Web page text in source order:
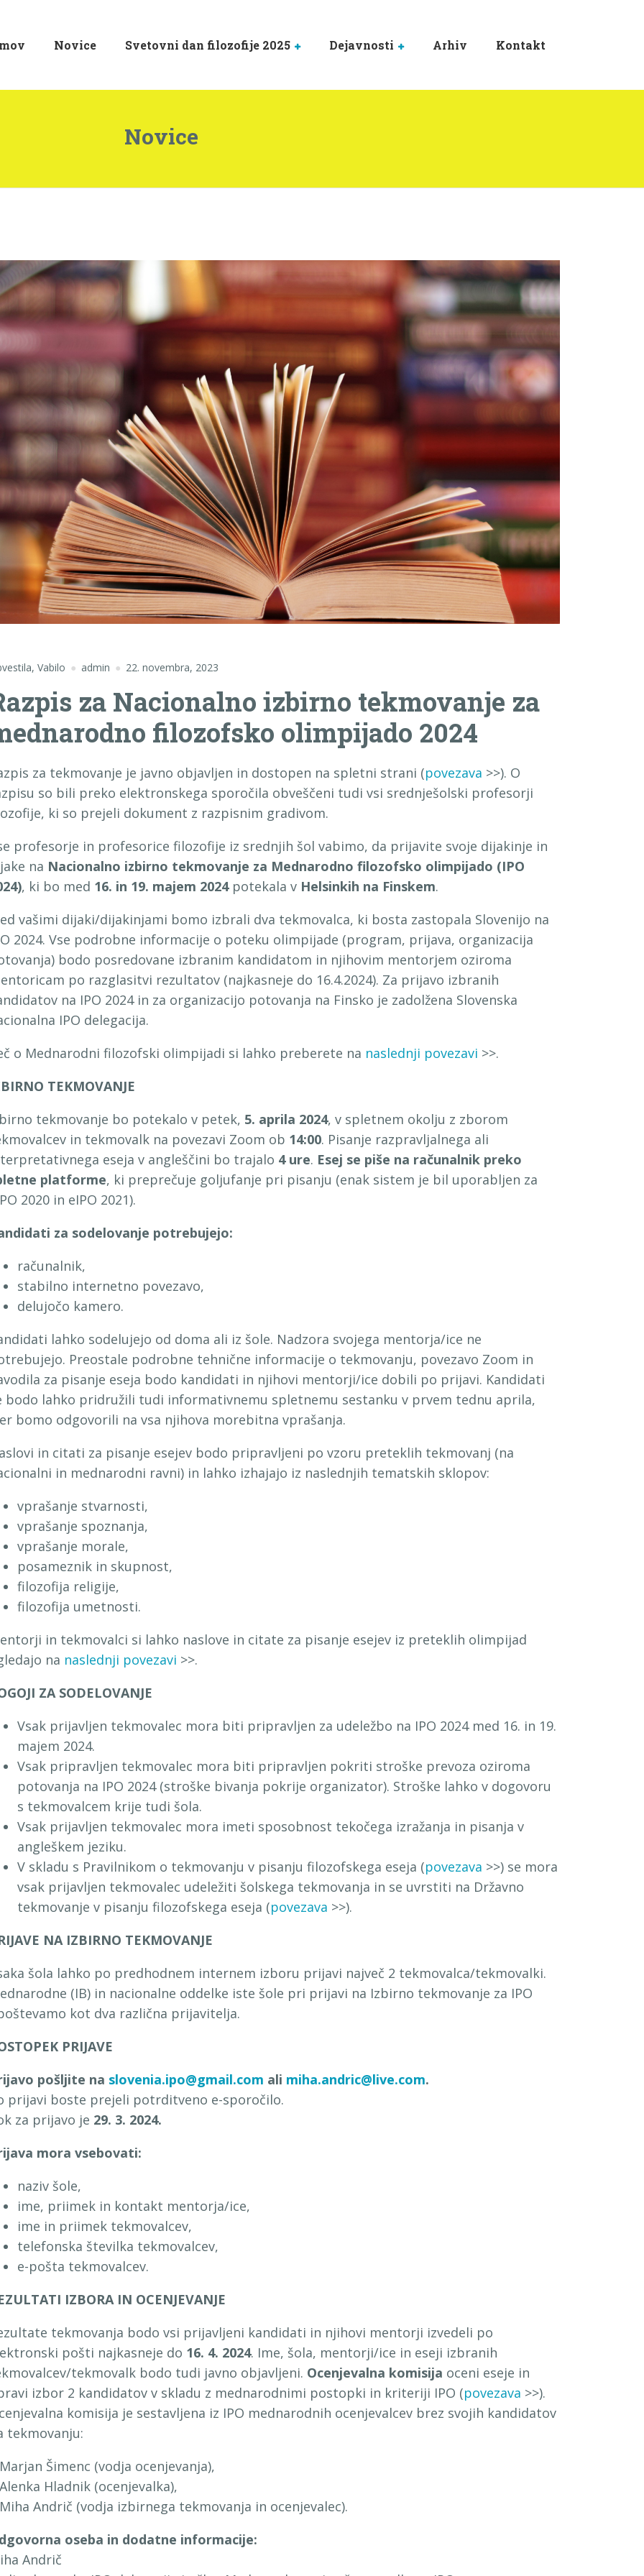
Novice Svetovni dan filozofije 2025 Dejavnosti Arhiv Kontakt
Novice
, Vabilo admin 22. novembra, 2023
za Nacionalno izbirno tekmovanje za
filozofsko olimpijado 2024
za tekmovanje je javno objavljen in dostopen na spletni strani (povezava >>). O
so bili preko elektronskega sporočila obveščeni tudi vsi srednješolski profesorji
ki so prejeli dokument z razpisnim gradivom.
profesorje in profesorice filozofije iz srednjih šol vabimo, da prijavite svoje dijakinje in
na Nacionalno izbirno tekmovanje za Mednarodno filozofsko olimpijado (IPO
, ki bo med 16. in 19. majem 2024potekala v Helsinkih na Finskem.
vašimi dijaki/dijakinjami bomo izbrali dva tekmovalca, ki bosta zastopala Slovenijo na
2024. Vse podrobne informacije o poteku olimpijade (program, prijava, organizacija
bodo posredovane izbranim kandidatom in njihovim mentorjem oziroma
po razglasitvi rezultatov (najkasneje do 16.4.2024). Za prijavo izbranih
na IPO 2024 in za organizacijo potovanja na Finsko je zadolžena Slovenska
IPO delegacija.
o Mednarodni filozofski olimpijadi si lahko preberete na naslednji povezavi >>.
TEKMOVANJE
tekmovanje bo potekalo v petek, 5. aprila 2024, v spletnem okolju z zborom
in tekmovalk na povezavi Zoom ob 14:00. Pisanje razpravljalnega ali
eseja v angleščini bo trajalo 4 ure. Esej se piše na računalnik preko
platforme, ki preprečuje goljufanje pri pisanju (enak sistem je bil uporabljen za
2020 in eIPO 2021).
za sodelovanje potrebujejo:
računalnik,
stabilno internetno povezavo,
delujočo kamero.
lahko sodelujejo od doma ali iz šole. Nadzora svojega mentorja/ice ne
Preostale podrobne tehnične informacije o tekmovanju, povezavo Zoom in
za pisanje eseja bodo kandidati in njihovi mentorji/ice dobili po prijavi. Kandidati
bodo lahko pridružili tudi informativnemu spletnemu sestanku v prvem tednu aprila,
bomo odgovorili na vsa njihova morebitna vprašanja.
in citati za pisanje esejev bodo pripravljeni po vzoru preteklih tekmovanj (na
in mednarodni ravni) in lahko izhajajo iz naslednjih tematskih sklopov:
vprašanje stvarnosti,
vprašanje spoznanja,
vprašanje morale,
posameznik in skupnost,
filozofija religije,
filozofija umetnosti.
in tekmovalci si lahko naslove in citate za pisanje esejev iz preteklih olimpijad
na naslednji povezavi >>.
ZA SODELOVANJE
Vsak prijavljen tekmovalec mora biti pripravljen za udeležbo na IPO 2024 med 16. in 19.
majem 2024.
Vsak pripravljen tekmovalec mora biti pripravljen pokriti stroške prevoza oziroma
potovanja na IPO 2024 (stroške bivanja pokrije organizator). Stroške lahko v dogovoru
s tekmovalcem krije tudi šola.
Vsak prijavljen tekmovalec mora imeti sposobnost tekočega izražanja in pisanja v
angleškem jeziku.
V skladu s Pravilnikom o tekmovanju v pisanju filozofskega eseja (povezava >>) se mora
vsak prijavljen tekmovalec udeležiti šolskega tekmovanja in se uvrstiti na Državno
tekmovanje v pisanju filozofskega eseja (povezava >>).
NA IZBIRNO TEKMOVANJE
šola lahko po predhodnem internem izboru prijavi največ 2 tekmovalca/tekmovalki.
(IB) in nacionalne oddelke iste šole pri prijavi na Izbirno tekmovanje za IPO
kot dva različna prijavitelja.
PRIJAVE
pošljite na slovenia.ipo@gmail.com ali miha.andric@live.com.
prijavi boste prejeli potrditveno e-sporočilo.
za prijavo je 29. 3. 2024.
mora vsebovati:
naziv šole,
ime, priimek in kontakt mentorja/ice,
ime in priimek tekmovalcev,
telefonska številka tekmovalcev,
e-pošta tekmovalcev.
IZBORA IN OCENJEVANJE
tekmovanja bodo vsi prijavljeni kandidati in njihovi mentorji izvedeli po
pošti najkasneje do 16. 4. 2024. Ime, šola, mentorji/ice in eseji izbranih
tekmovalk bodo tudi javno objavljeni. Ocenjevalna komisija oceni eseje in
izbor 2 kandidatov v skladu z mednarodnimi postopki in kriteriji IPO (povezava >>).
komisija je sestavljena iz IPO mednarodnih ocenjevalcev brez svojih kandidatov
tekmovanju:
Šimenc (vodja ocenjevanja),
Hladnik (ocenjevalka),
Andrič (vodja izbirnega tekmovanja in ocenjevalec).
oseba in dodatne informacije:
Andrič